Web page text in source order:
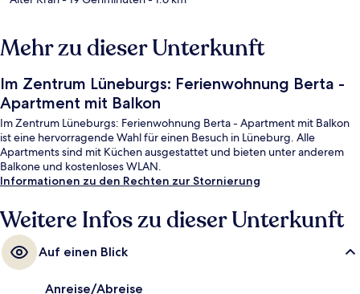
Mehr zu dieser Unterkunft
Im Zentrum Lüneburgs: Ferienwohnung Berta -
Apartment mit Balkon
Im Zentrum Lüneburgs: Ferienwohnung Berta - Apartment mit Balkon
ist eine hervorragende Wahl für einen Besuch in Lüneburg. Alle
Apartments sind mit Küchen ausgestattet und bieten unter anderem
Balkone und kostenloses WLAN.
Informationen zu den Rechten zur Stornierung
Weitere Infos zu dieser Unterkunft
Auf einen Blick
Anreise/Abreise